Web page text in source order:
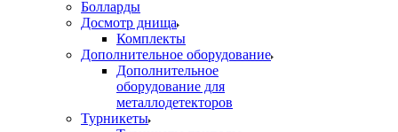
Болларды
Досмотр днища
Комплекты
Дополнительное оборудование
Дополнительное
оборудование для
металлодетекторов
Турникеты